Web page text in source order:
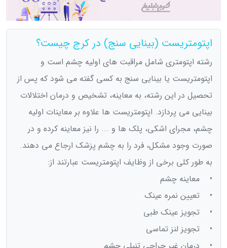
اپتومتریست (بینایی سنج) در کرج چیست؟
رشته اپتومتری شامل مراقبت های اولیه چشم است و
اپتومتریست یا بینایی سنج به کسی گفته می شود که پس از
تحصیل در این رشته، به معاینه، تشخیص و درمان اختلالات
بینایی می پردازد. اپتومتریست ها علاوه بر معاینات اولیه
چشم، مجرای اشکی، پلک ها و ... را نیز معاینه کرده و در
صورت وجود مشکل، فرد را به چشم پزشک ارجاع می دهند.
به طور کلی برخی از وظایف اپتومتریست عبارتند از:
• معاینه چشم
• تعیین نمره عینک
• تجویز عینک طبی
• تجویز لنز تماسی